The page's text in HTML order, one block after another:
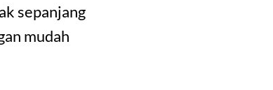
sepanjang
mudah